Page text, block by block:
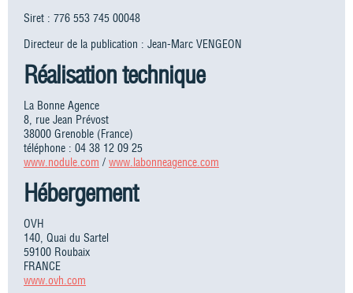
Siret : 776 553 745 00048
Directeur de la publication : Jean-Marc VENGEON
Réalisation technique
La Bonne Agence
8, rue Jean Prévost
38000 Grenoble (France)
téléphone : 04 38 12 09 25
www.nodule.com / www.labonneagence.com
Hébergement
OVH
140, Quai du Sartel
59100 Roubaix
FRANCE
www.ovh.com